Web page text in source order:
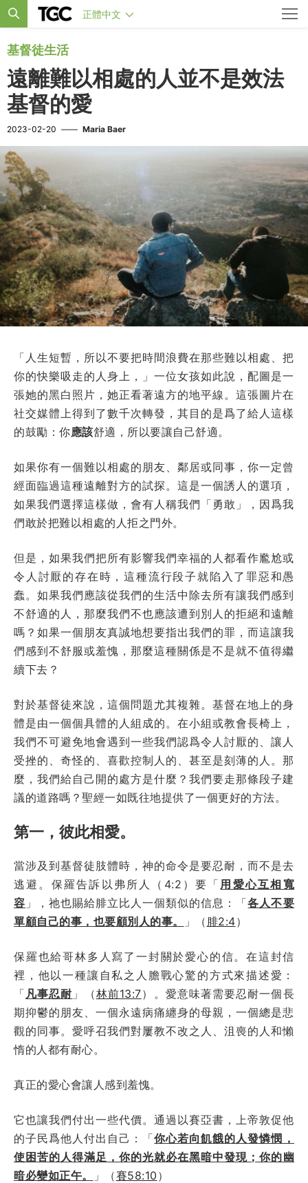
正體中文
基督徒生活
遠離難以相處的人並不是效法
基督的愛
2023-02-20 —— Maria Baer
「人生短暫，所以不要把時間浪費在那些難以相處、把
你的快樂吸走的人身上，」一位女孩如此說，配圖是一
張她的黑白照片，她正看著遠方的地平線。這張圖片在
社交媒體上得到了數千次轉發，其目的是爲了給人這樣
的鼓勵：你應該舒適，所以要讓自己舒適。
如果你有一個難以相處的朋友、鄰居或同事，你一定曾
經面臨過這種遠離對方的試探。這是一個誘人的選項，
如果我們選擇這樣做，會有人稱我們「勇敢」，因爲我
們敢於把難以相處的人拒之門外。
但是，如果我們把所有影響我們幸福的人都看作尷尬或
令人討厭的存在時，這種流行段子就陷入了罪惡和愚
蠢。如果我們應該從我們的生活中除去所有讓我們感到
不舒適的人，那麼我們不也應該遭到別人的拒絕和遠離
嗎？如果一個朋友真誠地想要指出我們的罪，而這讓我
們感到不舒服或羞愧，那麼這種關係是不是就不值得繼
續下去？
對於基督徒來說，這個問題尤其複雜。基督在地上的身
體是由一個個具體的人組成的。在小組或教會長椅上，
我們不可避免地會遇到一些我們認爲令人討厭的、讓人
受挫的、奇怪的、喜歡控制人的、甚至是刻薄的人。那
麼，我們給自己開的處方是什麼？我們要走那條段子建
議的道路嗎？聖經一如既往地提供了一個更好的方法。
第一，彼此相愛。
當涉及到基督徒肢體時，神的命令是要忍耐，而不是去
逃避。保羅告訴以弗所人（4:2）要「 用愛心互相寬
容 」，祂也賜給腓立比人一個類似的信息：「各人不要
單顧自己的事，也要顧別人的事。
」（ 腓2:4）
保羅也給哥林多人寫了一封關於愛心的信。在這封信
裡，他以一種讓自私之人膽戰心驚的方式來描述愛：
「 凡事忍耐 」（林前13:7）。愛意味著需要忍耐一個長
期抑鬱的朋友、一個永遠病痛纏身的母親，一個總是悲
觀的同事。愛呼召我們對屢教不改之人、沮喪的人和懶
惰的人都有耐心。
真正的愛心會讓人感到羞愧。
它也讓我們付出一些代價。通過以賽亞書，上帝敦促他
的子民爲他人付出自己：「你心若向飢餓的人發憐憫，
使困苦的人得滿足，你的光就必在黑暗中發現；你的幽
暗必變如正午。
」（賽58:10 ）